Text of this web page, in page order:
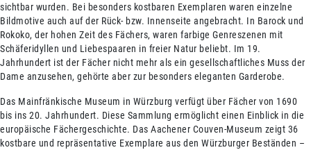
sichtbar wurden. Bei besonders kostbaren Exemplaren waren einzelne
Bildmotive auch auf der Rück- bzw. Innenseite angebracht. In Barock und
Rokoko, der hohen Zeit des Fächers, waren farbige Genreszenen mit
Schäferidyllen und Liebespaaren in freier Natur beliebt. Im 19.
Jahrhundert ist der Fächer nicht mehr als ein gesellschaftliches Muss der
Dame anzusehen, gehörte aber zur besonders eleganten Garderobe.
Das Mainfränkische Museum in Würzburg verfügt über Fächer von 1690
bis ins 20. Jahrhundert. Diese Sammlung ermöglicht einen Einblick in die
europäische Fächergeschichte. Das Aachener Couven-Museum zeigt 36
kostbare und repräsentative Exemplare aus den Würzburger Beständen –